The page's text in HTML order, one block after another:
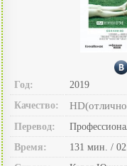
Год:
2019
Качество:
Перевод:
Время:
131 мин. /